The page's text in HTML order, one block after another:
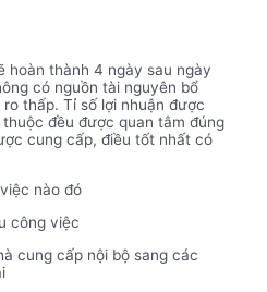
hoàn thành 4 ngày sau ngày
có nguồn tài nguyên bổ
thấp. Tỉ số lợi nhuận được
đều được quan tâm đúng
cung cấp, điều tốt nhất có
nào đó
công việc
cung cấp nội bộ sang các